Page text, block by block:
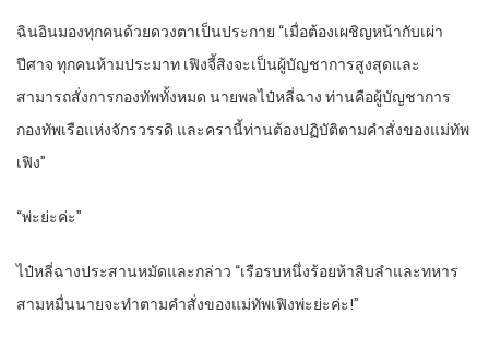
ฉินอินมองทุกคนด้วยดวงตาเป็นประกาย “เมื่อต้องเผชิญหน้ากับเผ่า
ปีศาจ ทุกคนห้ามประมาท เฟิงจี้สิงจะเป็นผู้บัญชาการสูงสุดและ
สามารถสั่งการกองทัพทั้งหมด นายพลไป๋หลี่ฉาง ท่านคือผู้บัญชาการ
กองทัพเรือแห่งจักรวรรดิ และครานี้ท่านต้องปฏิบัติตามคำสั่งของแม่ทัพ
เฟิง”
“พ่ะย่ะค่ะ”
ไป๋หลี่ฉางประสานหมัดและกล่าว “เรือรบหนึ่งร้อยห้าสิบลำและทหาร
สามหมื่นนายจะทำตามคำสั่งของแม่ทัพเฟิงพ่ะย่ะค่ะ!”